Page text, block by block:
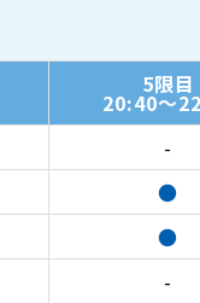
5限目
20:40～
-
●
●
-